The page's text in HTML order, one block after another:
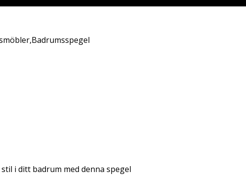
,Badrumsspegel
i ditt badrum med denna spegel